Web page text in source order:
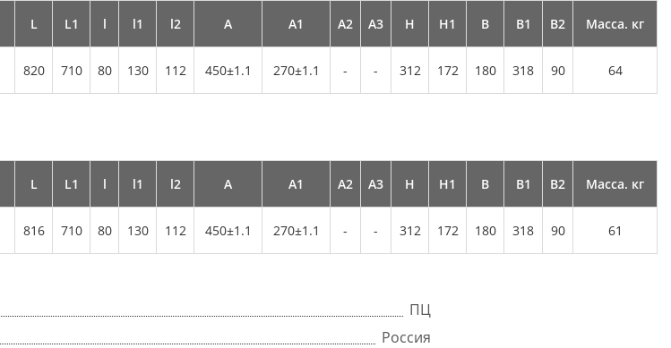
L L1 l l1 l2 А А1 А2 А3 Н Н1 В В1 В2 Масса. кг
820 710 80 130 112 450±1.1 270±1.1 - - 312 172 180 318 90 64
L L1 l l1 l2 А А1 А2 А3 Н Н1 В В1 В2 Масса. кг
816 710 80 130 112 450±1.1 270±1.1 - - 312 172 180 318 90 61
ПЦ
Россия